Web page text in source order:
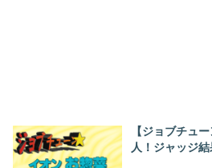
【ジョブチュ
人！ジャッジ